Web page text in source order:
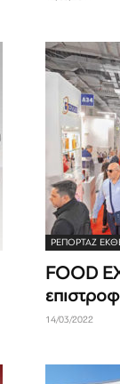
ΡΕΠΟΡΤΆΖ
FOOD
14/03/2022